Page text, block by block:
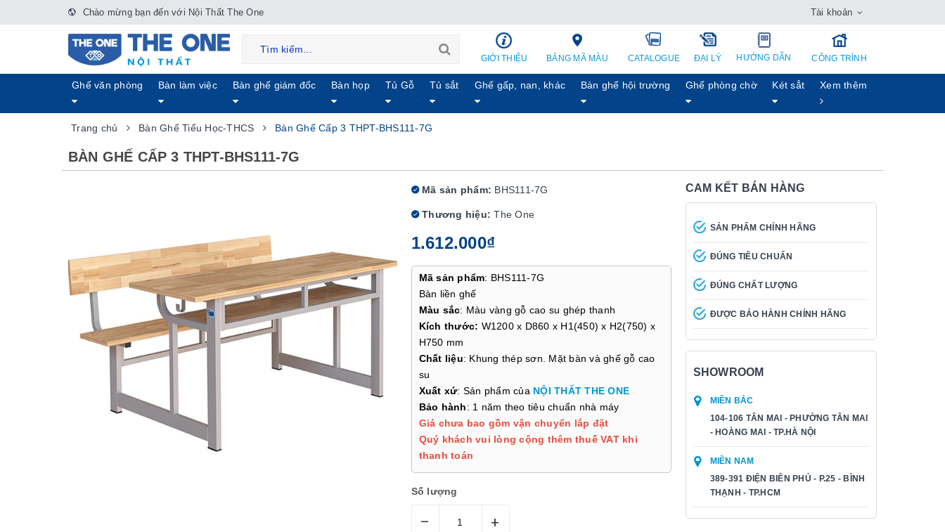
Chào mừng bạn đến với Nội Thất The One Tài khoản
GIỚI THIỆU BẢNG MÃ MÀU CATALOGUE ĐẠI LÝ HƯỚNG DẪN CÔNG TRÌNH
Ghế văn phòng Bàn làm việc Bàn ghế giám đốc Bàn họp Tủ Gỗ Tủ sắt Ghế gấp, nan, khác Bàn ghế hội trường Ghế phòng chờ Két sẳt Xem thêm
Trang chủ Bàn Ghế Tiểu Học-THCS Bàn Ghế Cấp 3 THPT-BHS111-7G
BÀN GHẾ CẤP 3 THPT-BHS111-7G
Mã sản phẩm: BHS111-7G
Thương hiệu: The One
1.612.000₫
Mã sản phẩm: BHS111-7G
Bàn liền ghế
Màu sắc: Màu vàng gỗ cao su ghép thanh
Kích thước: W1200 x D860 x H1(450) x H2(750) x
H750 mm
Chất liệu: Khung thép sơn. Mặt bàn và ghế gỗ cao
su
Xuất xứ: Sản phẩm của NỘI THẤT THE ONE
Bảo hành: 1 năm theo tiêu chuẩn nhà máy
Giá chưa bao gồm vận chuyển lắp đặt
Quý khách vui lòng cộng thêm thuế VAT khi
thanh toán
Số lượng
– +
CAM KẾT BÁN HÀNG
SẢN PHẨM CHÍNH HÃNG
ĐÚNG TIÊU CHUẨN
ĐÚNG CHẤT LƯỢNG
ĐƯỢC BẢO HÀNH CHÍNH HÃNG
SHOWROOM
MIỀN BẮC
104-106 TÂN MAI - PHƯỜNG TÂN MAI
- HOÀNG MAI - TP.HÀ NỘI
MIỀN NAM
389-391 ĐIỆN BIÊN PHỦ - P.25 - BÌNH
THẠNH - TP.HCM